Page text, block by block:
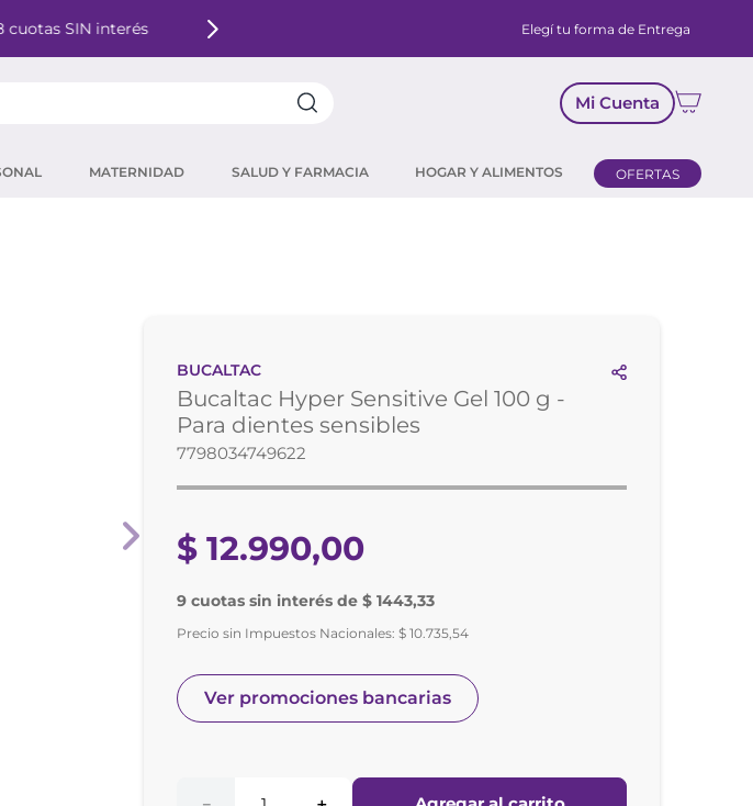
cuotas SIN interés Elegí tu forma de Entrega
Mi Cuenta
MATERNIDAD SALUD Y FARMACIA HOGAR Y ALIMENTOS OFERTAS
BUCALTAC
Bucaltac Hyper Sensitive Gel 100 g -
Para dientes sensibles
7798034749622
$ 12.990,00
9 cuotas sin interés de $ 1443,33
Precio sin Impuestos Nacionales:$ 10.735,54
Ver promociones bancarias